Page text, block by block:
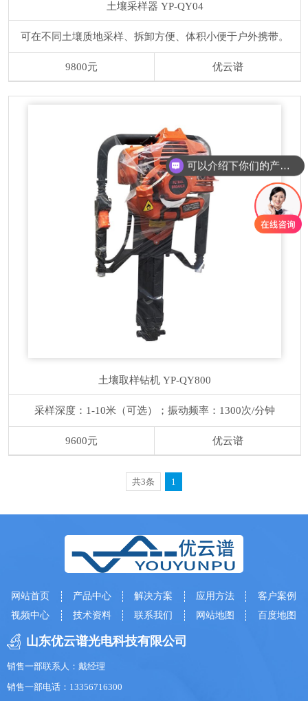
土壤采样器 YP-QY04
可在不同土壤质地采样、拆卸方便、体积小便于户外携带。
9800元 优云谱
土壤取样钻机 YP-QY800
采样深度：1-10米（可选）；振动频率：1300次/分钟
9600元 优云谱
共3条 1
网站首页 产品中心 解决方案 应用方法
客户案例
视频中心
技术资料 联系我们 网站地图 百度地图
山东优云谱光电科技有限公司
销售一部联系人：戴经理
销售一部电话：13356716300
可以介绍下你们的产品么